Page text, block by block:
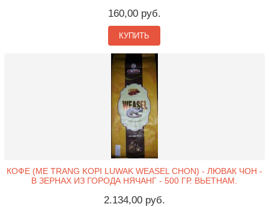
160,00 руб.
КУПИТЬ
КОФЕ (ME TRANG KOPI LUWAK WEASEL CHON) - ЛЮВАК ЧОН -
В ЗЕРНАХ ИЗ ГОРОДА НЯЧАНГ - 500 ГР. ВЬЕТНАМ.
2.134,00 руб.